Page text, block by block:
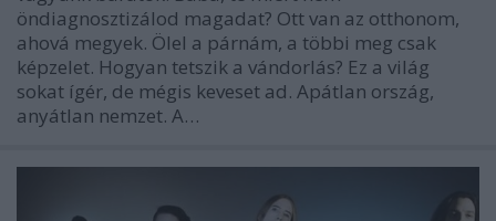
öndiagnosztizálod magadat? Ott van az otthonom,
ahová megyek. Ölel a párnám, a többi meg csak
képzelet. Hogyan tetszik a vándorlás? Ez a világ
sokat ígér, de mégis keveset ad. Apátlan ország,
anyátlan nemzet. A…